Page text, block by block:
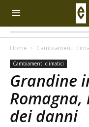
Home Cambiamenti
Cambiamenti climatici
Grandine
dei danni